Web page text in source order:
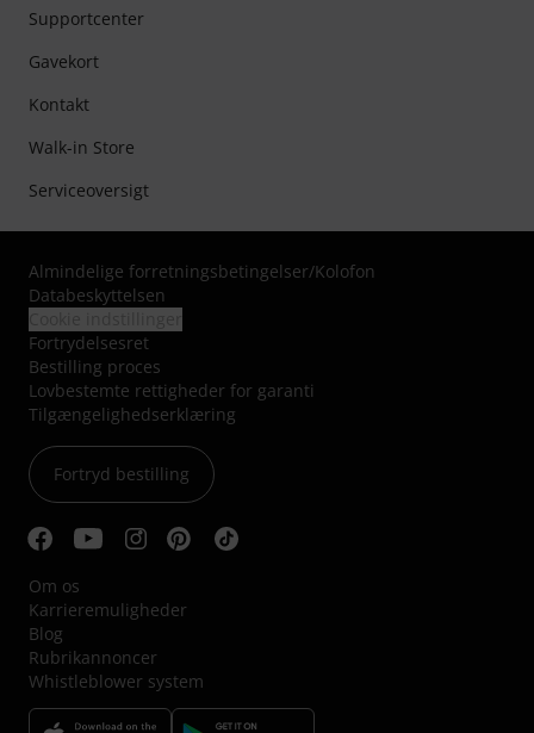
Supportcenter
Gavekort
Kontakt
Walk-in Store
Serviceoversigt
Almindelige forretningsbetingelser/Kolofon
Databeskyttelsen
Fortrydelsesret
Bestilling proces
Lovbestemte rettigheder for garanti
Tilgængelighedserklæring
Fortryd bestilling
Om os
Karrieremuligheder
Blog
Rubrikannoncer
Whistleblower system